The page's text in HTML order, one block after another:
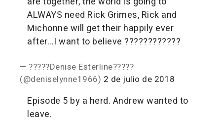
ALWAYS need Rick Grimes, Rick and
Michonne will get their happily ever
after...I want to believe ????????????
— ?????Denise Esterline?????
(@deniselynne1966) 2 de julio de 2018
Episode 5 by a herd. Andrew wanted to
leave.